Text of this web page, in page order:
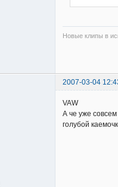
Новые клипы в
2007-03-04
VAW
А че уже
голубой